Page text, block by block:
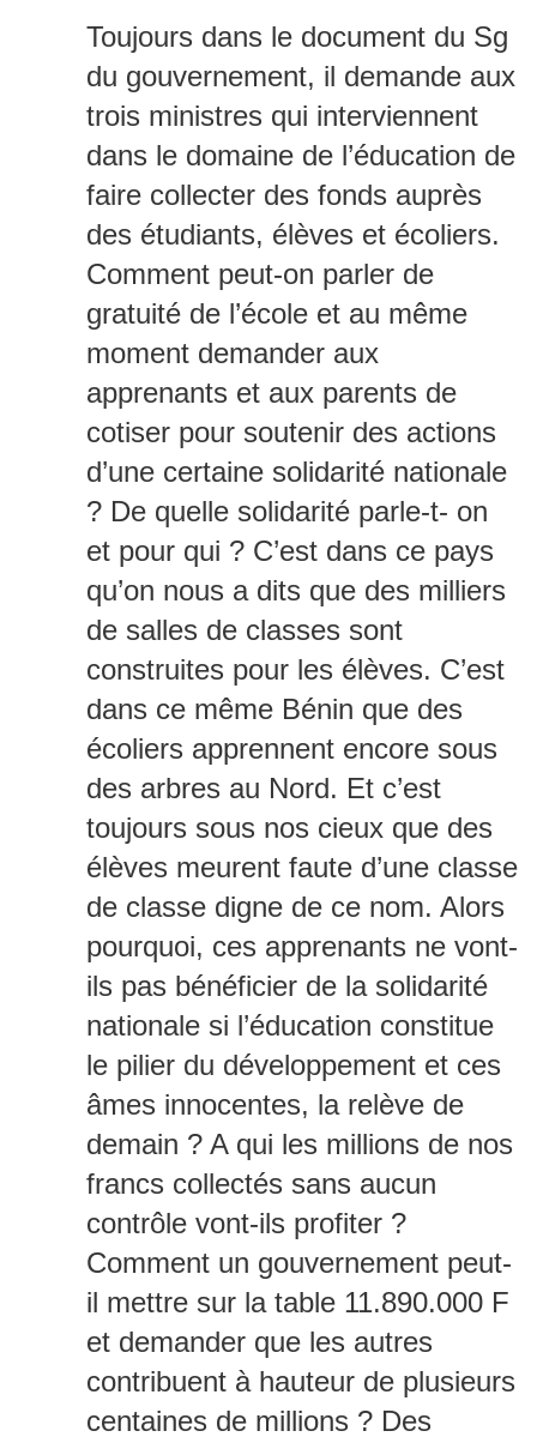
Toujours dans le document du Sg
du gouvernement, il demande aux
trois ministres qui interviennent
dans le domaine de l’éducation de
faire collecter des fonds auprès
des étudiants, élèves et écoliers.
Comment peut-on parler de
gratuité de l’école et au même
moment demander aux
apprenants et aux parents de
cotiser pour soutenir des actions
d’une certaine solidarité nationale
? De quelle solidarité parle-t- on
et pour qui ? C’est dans ce pays
qu’on nous a dits que des milliers
de salles de classes sont
construites pour les élèves. C’est
dans ce même Bénin que des
écoliers apprennent encore sous
des arbres au Nord. Et c’est
toujours sous nos cieux que des
élèves meurent faute d’une classe
de classe digne de ce nom. Alors
pourquoi, ces apprenants ne vont-
ils pas bénéficier de la solidarité
nationale si l’éducation constitue
le pilier du développement et ces
âmes innocentes, la relève de
demain ? A qui les millions de nos
francs collectés sans aucun
contrôle vont-ils profiter ?
Comment un gouvernement peut-
il mettre sur la table 11.890.000 F
et demander que les autres
contribuent à hauteur de plusieurs
centaines de millions ? Des